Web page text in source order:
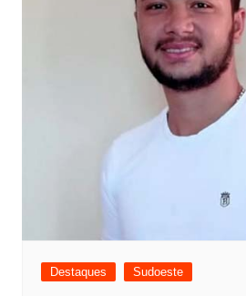
Destaques Sudoeste